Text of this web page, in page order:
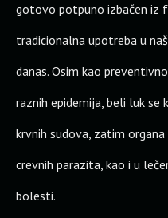
gotovo potpuno izbačen iz
tradicionalna upotreba u
danas. Osim kao
raznih epidemija, beli luk
krvnih sudova, zatim
crevnih parazita, kao i u
bolesti.